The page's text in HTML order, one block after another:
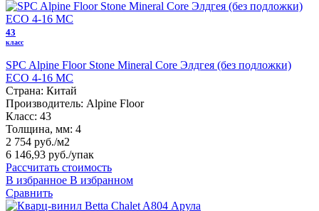
43
класс
SPC Alpine Floor Stone Mineral Core Элдгея (без подложки)
ЕСО 4-16 MC
Страна: Китай
Производитель: Alpine Floor
Класс: 43
Толщина, мм: 4
2 754 руб./м2
6 146,93 руб./упак
Рассчитать стоимость
В избранное В избранном
Сравнить